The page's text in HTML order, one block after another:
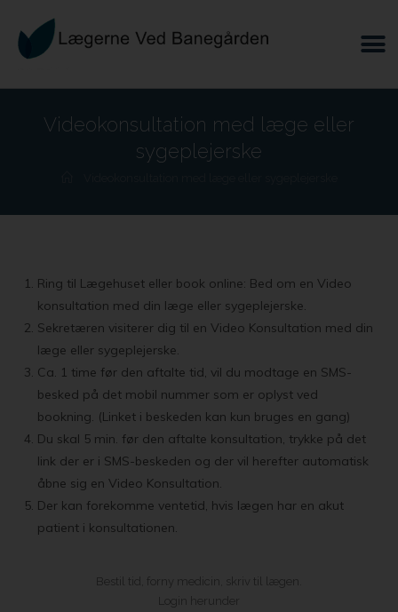
Videokonsultation med læge eller
sygeplejerske
Ring til Lægehuset eller book online: Bed om en Video
konsultation med din læge eller sygeplejerske.
Sekretæren visiterer dig til en Video Konsultation med din
læge eller sygeplejerske.
Ca. 1 time før den aftalte tid, vil du modtage en SMS-
besked på det mobil nummer som er oplyst ved
bookning. (Linket i beskeden kan kun bruges en gang)
Du skal 5 min. før den aftalte konsultation, trykke på det
link der er i SMS-beskeden og der vil herefter automatisk
åbne sig en Video Konsultation.
Der kan forekomme ventetid, hvis lægen har en akut
patient i konsultationen.
Bestil tid, forny medicin, skriv til lægen.
Login herunder